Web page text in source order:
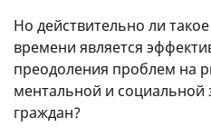
Но действительно ли
времени является
преодоления проблем на
ментальной и
граждан?